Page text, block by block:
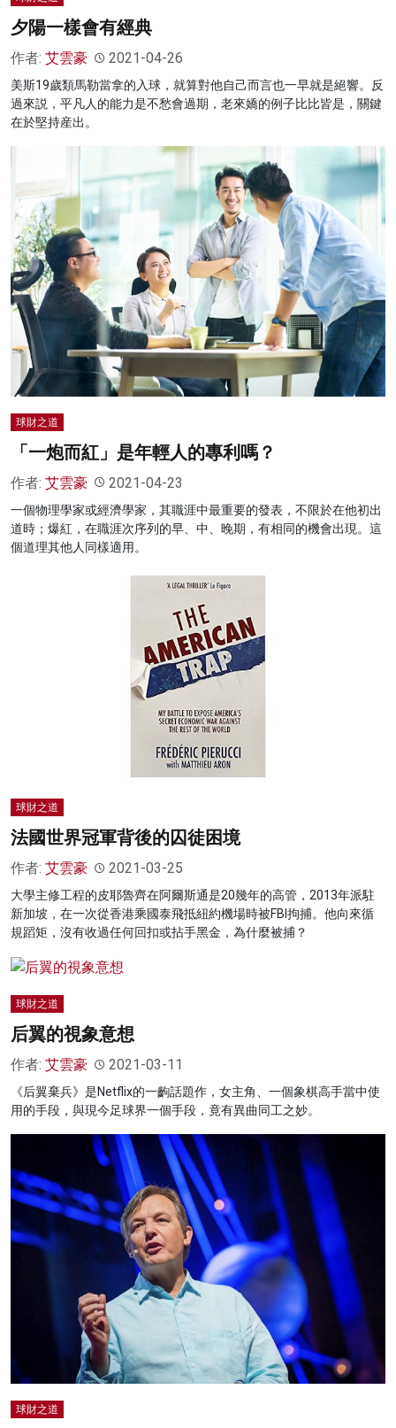
夕陽一樣會有經典
作者: 艾雲豪 2021-04-26
美斯19歲類馬勒當拿的入球，就算對他自己而言也一早就是絕響。反
過來説，平凡人的能力是不愁會過期，老來嬌的例子比比皆是，關鍵
在於堅持産出。
球財之道
「一炮而紅」是年輕人的專利嗎？
作者: 艾雲豪 2021-04-23
一個物理學家或經濟學家，其職涯中最重要的發表，不限於在他初出
道時；爆紅，在職涯次序列的早、中、晚期，有相同的機會出現。這
個道理其他人同樣適用。
球財之道
法國世界冠軍背後的囚徒困境
作者: 艾雲豪 2021-03-25
大學主修工程的皮耶魯齊在阿爾斯通是20幾年的高管，2013年派駐
新加坡，在一次從香港乘國泰飛抵紐約機場時被FBI拘捕。他向來循
規蹈矩，沒有收過任何回扣或拈手黑金，為什麼被捕？
球財之道
后翼的視象意想
作者: 艾雲豪 2021-03-11
《后翼棄兵》是Netflix的一齣話題作，女主角、一個象棋高手當中使
用的手段，與現今足球界一個手段，竟有異曲同工之妙。
球財之道